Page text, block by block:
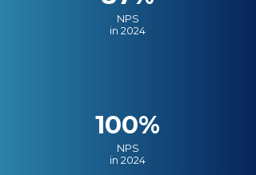
NPS
in 2024
100%
NPS
in 2024